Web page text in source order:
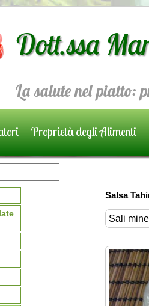
Dott.ssa
La salute nel piatto:
Proprietà degli Alimenti
Salsa
Sali